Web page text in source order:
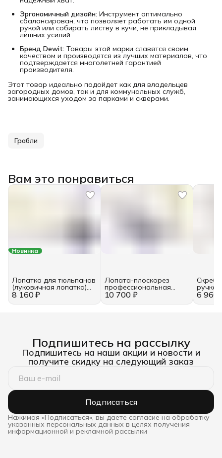
Эргономичный дизайн: Инструмент оптимально
сбалансирован, что позволяет работать им одной
рукой или собирать листву в кучи, не прикладывая
лишних усилий.
Бренд Dewit: Товары этой марки славятся своим
качеством и производятся из лучших материалов, что
подтверждается многолетней гарантией
производителя.
Этот товар идеально подойдет как для владельцев
загородных домов, так и для коммунальных служб,
занимающихся уходом за парками и скверами.
Грабли
Вам это понравиться
Новинка
8 160 ₽
Лопатка для тюльпанов
(луковичная лопатка)
400 мм. 10 700 ₽
Лопата-плоскорез
профессиональная
«Гений» 6 960
DeWit
Подпишитесь на рассылку
Подпишитесь на наши акции и новости и
получите скидку на следующий заказ
Подписаться
Нажимая «Подписаться», вы даете согласие на обработку
указанных персональных данных в целях получения
информационной и рекламной рассылки